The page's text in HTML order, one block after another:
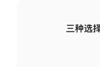
三种选